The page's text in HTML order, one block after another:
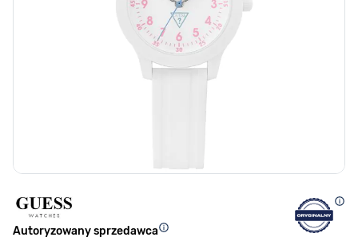
Autoryzowany sprzedawca